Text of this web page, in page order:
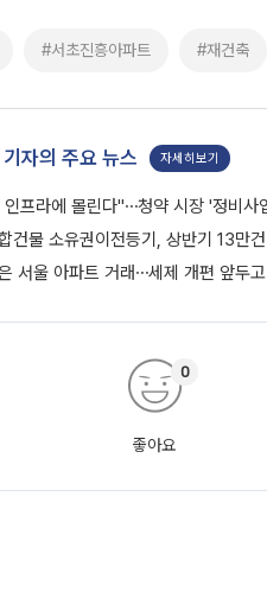
#서초진흥아파트 #재건축
자의 주요 뉴스 자세히보기
인프라에 몰린다"⋯청약 시장 '정비사
건물 소유권이전등기, 상반기 13만
서울 아파트 거래⋯세제 개편 앞두고
좋아요
0